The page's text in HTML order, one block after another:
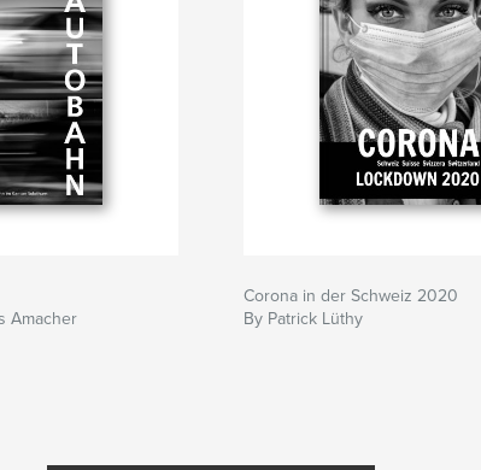
Amacher
Corona in der Schweiz 2020
By Patrick Lüthy